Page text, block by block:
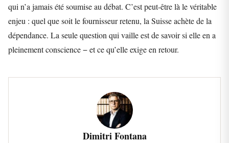
qui n’a jamais été soumise au débat. C’est peut-être là le véritable
enjeu : quel que soit le fournisseur retenu, la Suisse achète de la
dépendance. La seule question qui vaille est de savoir si elle en a
pleinement conscience − et ce qu’elle exige en retour.
Dimitri Fontana